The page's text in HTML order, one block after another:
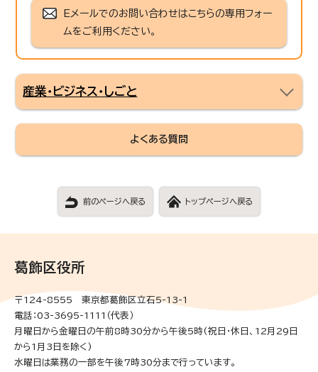
Eメールでのお問い合わせはこちらの専用フォー
ムをご利用ください。
産業・ビジネス・しごと
よくある質問
前のページへ戻る トップページへ戻る
葛飾区役所
〒124-8555 東京都葛飾区立石5-13-1
電話：03-3695-1111（代表）
月曜日から金曜日の午前8時30分から午後5時(祝日・休日、12月29日
から1月3日を除く)
水曜日は業務の一部を午後7時30分まで行っています。